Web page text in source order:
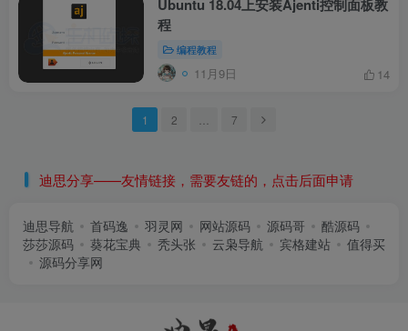
Ubuntu 18.04上安装Ajenti控制面板教
程
编程教程
11月9日 14
1 2 7
迪思分享——友情链接，需要友链的，点击后面申请
迪思导航 首码逸 羽灵网 网站源码 源码哥
酷源码
莎莎源码
葵花宝典 秃头张 云枭导航 宾格建站
值得买
源码分享网